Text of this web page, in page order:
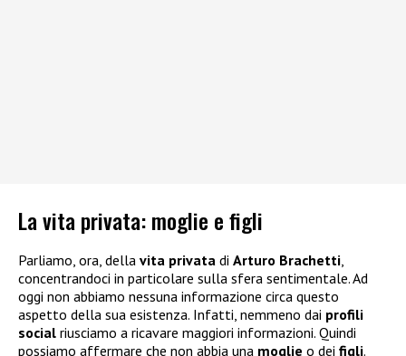
La vita privata: moglie e figli
Parliamo, ora, della vita privata di Arturo Brachetti,
concentrandoci in particolare sulla sfera sentimentale. Ad
oggi non abbiamo nessuna informazione circa questo
aspetto della sua esistenza. Infatti, nemmeno dai profili
social riusciamo a ricavare maggiori informazioni. Quindi
possiamo affermare che non abbia una moglie o dei figli.